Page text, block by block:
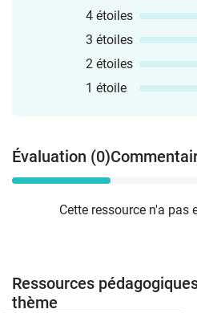
4 étoiles
3 étoiles
2 étoiles
1 étoile
Évaluation (0)
Cette ressource n'a pas
Ressources
thème